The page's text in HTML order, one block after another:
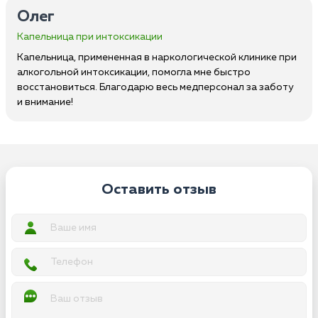
Олег
Капельница при интоксикации
Капельница, примененная в наркологической клинике при
алкогольной интоксикации, помогла мне быстро
восстановиться. Благодарю весь медперсонал за заботу
и внимание!
Оставить отзыв